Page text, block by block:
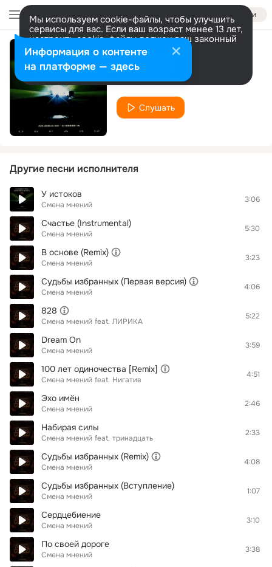
Войти
Мы используем cookie-файлы, чтобы улучшить
сервисы для вас. Если ваш возраст менее 13 лет,
настроить cookie-файлы должен ваш законный
представитель. Больше информации
Разрешить все Настроить
Сэмплер альбома
Смена мнений
Слушать
Другие песни исполнителя
У истоков
Смена мнений
3:06
Счастье (Instrumental)
Смена мнений
5:30
В основе (Remix)
Смена мнений
3:23
Судьбы избранных (Первая версия)
Смена мнений
4:06
828
Смена мнений feat. ЛИРИКА
5:22
Dream On
Смена мнений
3:59
100 лет одиночества [Remix]
Смена мнений feat. Нигатив
4:51
Эхо имён
Смена мнений
2:46
Набирая силы
Смена мнений feat. тринадцать
2:33
Судьбы избранных (Remix)
Смена мнений
4:08
Судьбы избранных (Вступление)
Смена мнений
1:07
Сердцебиение
Смена мнений
3:10
По своей дороге
Смена мнений
3:38
Информация о контенте
на платформе — здесь